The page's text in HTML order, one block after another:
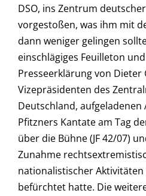
DSO, ins Zentrum
vorgestoßen, was ihm mit
dann weniger gelingen
einschlägiges Feuilleton
Presseerklärung von Dieter
Vizepräsidenten des
Deutschland,
Pfitzners Kantate am Tag
über die Bühne (JF 42/07)
Zunahme
nationalistischer Aktivitäten
befürchtet hatte. Die